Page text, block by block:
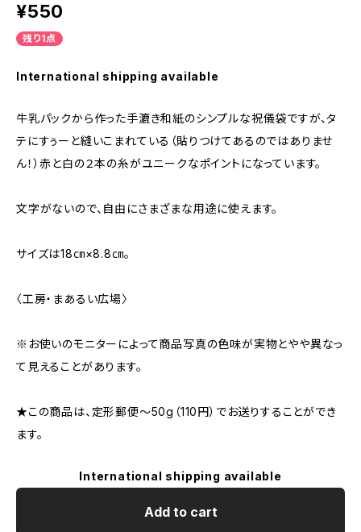
¥550
残り1点
International shipping available
牛乳パックから作った手漉き和紙のシンプルな祝儀袋ですが、タ
テにすぅーと縫いこまれている（貼りつけてあるのではありませ
ん！）赤と白の２本の糸がユニークなポイントになっています。
文字がないので、自由にさまざまな用途に使えます。
サイズは18㎝×8.8㎝。
〈工房・まあるい広場〉
※お使いのモニターによって商品写真の色味が実物とやや異なっ
て見えることがあります。
★この商品は、定形郵便～50g（110円）でお送りすることができ
ます。
International shipping available
Add to cart